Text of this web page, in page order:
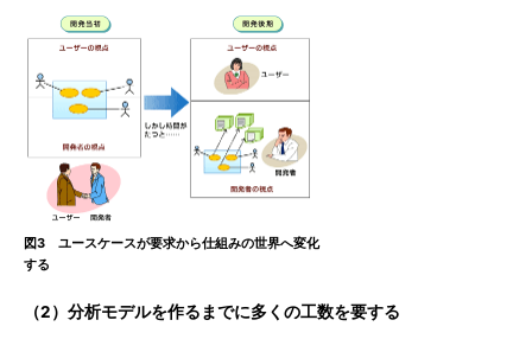
図3 ユースケースが要求から仕組みの世界へ変化
する
（2）分析モデルを作るまでに多くの工数を要する